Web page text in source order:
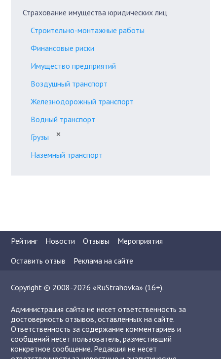
Страхование имущества юридических лиц
Строительно-монтажные работы
Финансовые риски
Имущество предприятий
Воздушный транспорт
Железнодорожный транспорт
Водный транспорт
Грузы
✕
Наземный транспорт
Рейтинг Новости Отзывы
Мероприятия
Оставить отзыв
Реклама на сайте
Copyright © 2008-2026 «RuStrahovka» (16+).
Администрация сайта не несет ответственность за
достоверность отзывов, оставленных на сайте.
Ответственность за содержание комментариев и
сообщений несет пользователь, разместивший
конкретное сообщение. Редакция не несет